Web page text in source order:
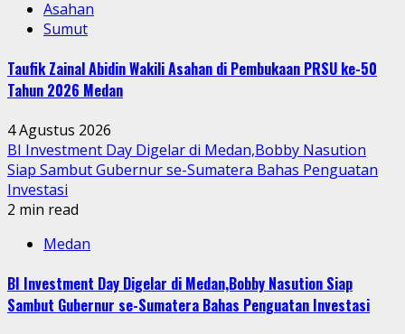
Asahan
Sumut
Taufik Zainal Abidin Wakili Asahan di Pembukaan PRSU ke-50
Tahun 2026 Medan
4 Agustus 2026
BI Investment Day Digelar di Medan,Bobby Nasution
Siap Sambut Gubernur se-Sumatera Bahas Penguatan
Investasi
2 min read
Medan
BI Investment Day Digelar di Medan,Bobby Nasution Siap
Sambut Gubernur se-Sumatera Bahas Penguatan Investasi